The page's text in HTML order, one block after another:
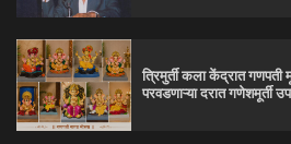
त्रिमुर्ती कला केंद्रात गणपती
परवडणाऱ्या दरात गणेशमूर्ती